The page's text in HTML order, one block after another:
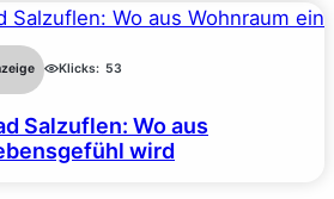
Klicks: 53
Salzuflen: Wo aus
wird